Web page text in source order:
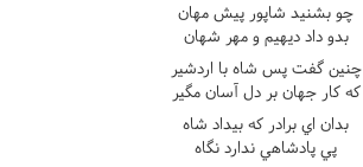
چو بشنيد شاپور پيش مهان
بدو داد ديهيم و مهر شهان
چنين گفت پس شاه با اردشير
که کار جهان بر دل آسان مگير
بدان اي برادر که بيداد شاه
پي پادشاهي ندارد نگاه